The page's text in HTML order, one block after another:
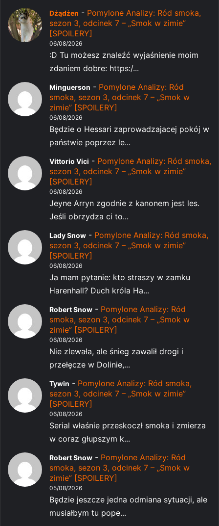
Dżądżen - Pomylone Analizy: Ród smoka,
sezon 3, odcinek 7 – „Smok w zimie”
[SPOILERY]
06/08/2026
:D Tu możesz znaleźć wyjaśnienie moim
zdaniem dobre: https:/...
Minguerson - Pomylone Analizy: Ród
smoka, sezon 3, odcinek 7 – „Smok w
zimie” [SPOILERY]
06/08/2026
Będzie o Hessari zaprowadzajacej pokój w
państwie poprzez le...
Vittorio Vici - Pomylone Analizy: Ród smoka,
sezon 3, odcinek 7 – „Smok w zimie”
[SPOILERY]
06/08/2026
Jeyne Arryn zgodnie z kanonem jest les.
Jeśli obrzydza ci to...
Lady Snow - Pomylone Analizy: Ród smoka,
sezon 3, odcinek 7 – „Smok w zimie”
[SPOILERY]
06/08/2026
Ja mam pytanie: kto straszy w zamku
Harenhall? Duch króla Ha...
Robert Snow - Pomylone Analizy: Ród
smoka, sezon 3, odcinek 7 – „Smok w
zimie” [SPOILERY]
06/08/2026
Nie zlewała, ale śnieg zawalił drogi i
przełęcze w Dolinie,...
Tywin - Pomylone Analizy: Ród smoka,
sezon 3, odcinek 7 – „Smok w zimie”
[SPOILERY]
06/08/2026
Serial właśnie przeskoczł smoka i zmierza
w coraz głupszym k...
Robert Snow - Pomylone Analizy: Ród
smoka, sezon 3, odcinek 7 – „Smok w
zimie” [SPOILERY]
05/08/2026
Będzie jeszcze jedna odmiana sytuacji, ale
musiałbym tu pope...